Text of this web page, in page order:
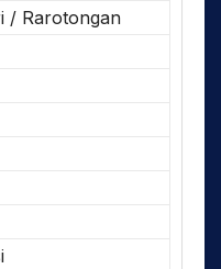
/ Rarotongan